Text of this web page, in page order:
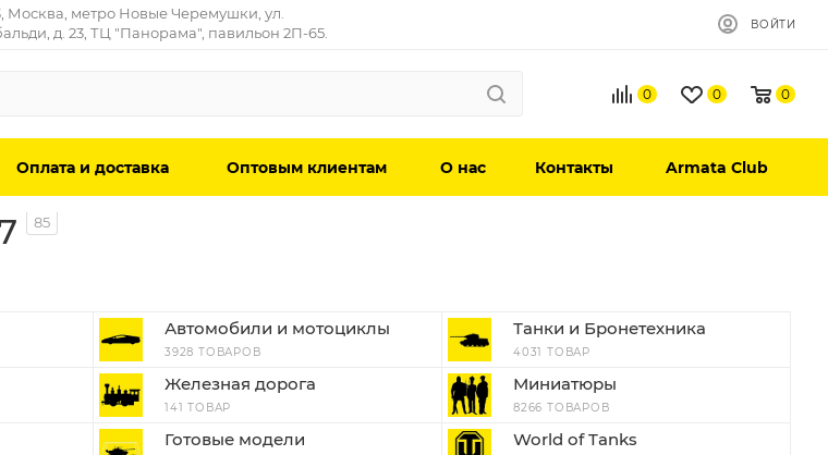
Москва, метро Новые Черемушки, ул.
д. 23, ТЦ "Панорама", павильон 2П-65.
ВОЙТИ
0 0 0
Оплата и доставка Оптовым клиентам О нас Контакты Armata Club
85
Автомобили и мотоциклы
3928 ТОВАРОВ
Танки и Бронетехника
4031 ТОВАР
Железная дорога
141 ТОВАР
Миниатюры
8266 ТОВАРОВ
Готовые модели World of Tanks